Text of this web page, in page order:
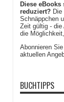
Diese
reduziert?
Schnäppchen
Zeit gültig - die
die
Abonnieren
aktuellen
BUCHTIPPS